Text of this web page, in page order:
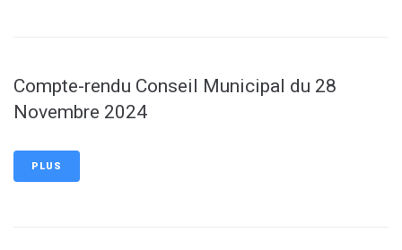
Compte-rendu Conseil Municipal du 28
Novembre 2024
PLUS